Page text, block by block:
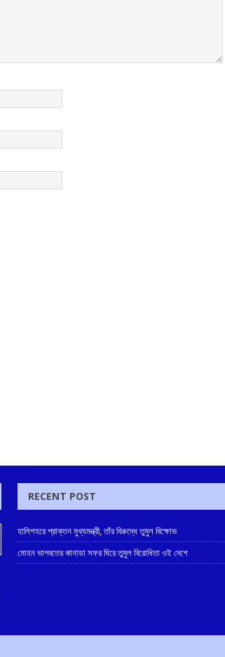
RECENT POST
হালিশহরে প্রাক্তন মুখ্যমন্ত্রী, তাঁর বিরুদ্ধে তুমুল বিক্ষোভ
মোহন ভাগবতের কানাডা সফর ঘিরে তুমুল বিরোধিতা ওই দেশে